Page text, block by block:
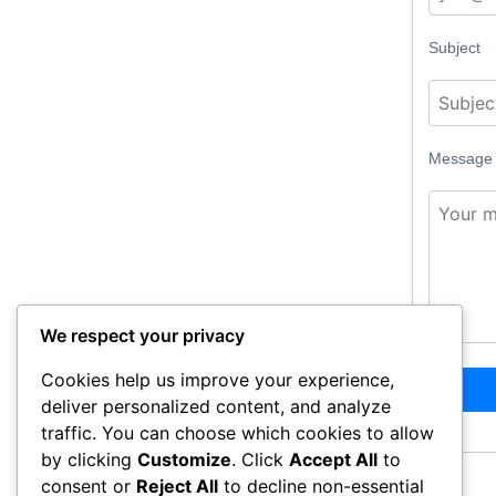
Subject
Message
We respect your privacy
Cookies help us improve your experience,
deliver personalized content, and analyze
traffic. You can choose which cookies to allow
by clicking Customize. Click Accept All to
consent or Reject All to decline non-essential